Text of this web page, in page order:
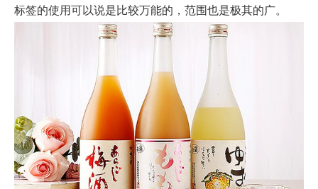
标签的使用可以说是比较万能的，范围也是极其的广。